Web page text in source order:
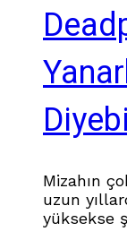
Mizahın
uzun
yüksekse